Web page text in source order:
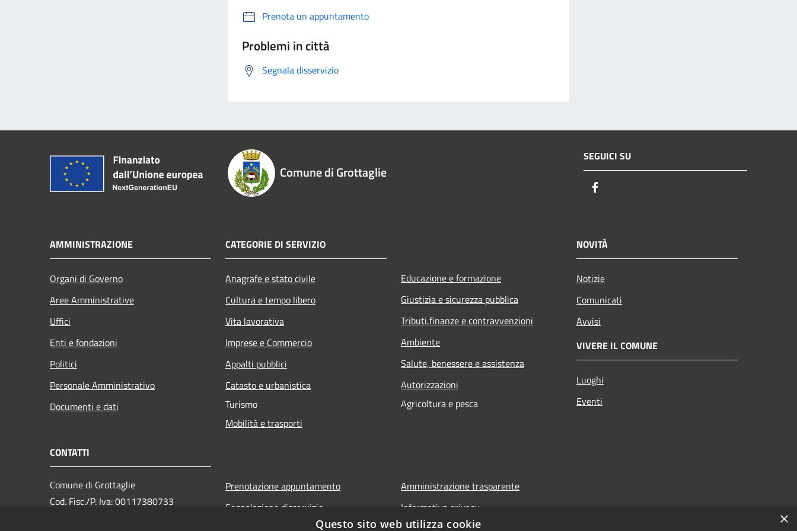
Prenota un appuntamento
Problemi in città
Segnala disservizio
Comune di Grottaglie
SEGUICI SU
AMMINISTRAZIONE
Organi di Governo
Aree Amministrative
Uffici
Enti e fondazioni
Politici
Personale Amministrativo
Documenti e dati
CATEGORIE DI SERVIZIO
Anagrafe e stato civile
Cultura e tempo libero
Vita lavorativa
Imprese e Commercio
Appalti pubblici
Catasto e urbanistica
Turismo
Mobilità e trasporti
Educazione e formazione
Giustizia e sicurezza pubblica
Tributi,finanze e contravvenzioni
Ambiente
Salute, benessere e assistenza
Autorizzazioni
Agricoltura e pesca
NOVITÀ
Notizie
Comunicati
Avvisi
VIVERE IL COMUNE
Luoghi
Eventi
CONTATTI
Comune di Grottaglie
Cod. Fisc./P. Iva: 00117380733
Prenotazione appuntamento
Segnalazione disservizio
Amministrazione trasparente
Informativa privacy
×
Questo sito web utilizza cookie